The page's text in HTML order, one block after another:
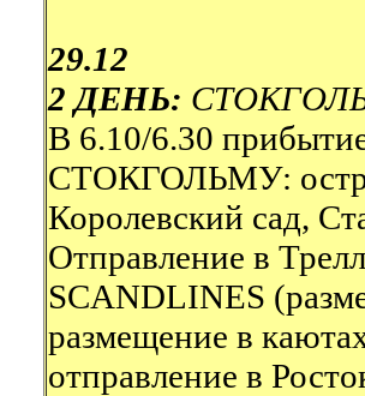
29.12
2 ДЕНЬ:
В 6.10/6.30
СТОКГОЛЬМУ:
Королевский сад,
Отправление в
SCANDLINES
размещение в
отправление в